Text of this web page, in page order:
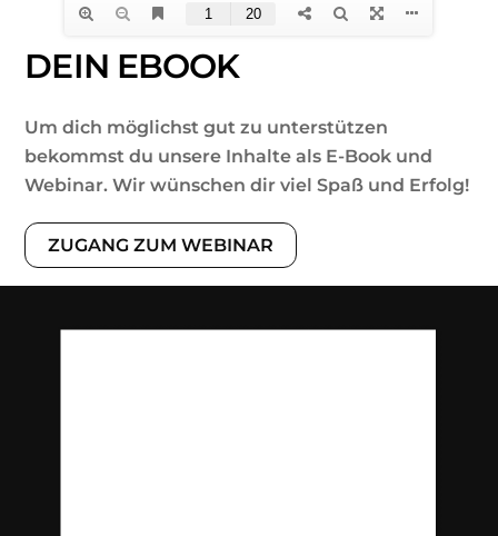
DEIN EBOOK
Um dich möglichst gut zu unterstützen
bekommst du unsere Inhalte als E-Book und
Webinar. Wir wünschen dir viel Spaß und Erfolg!
ZUGANG ZUM WEBINAR